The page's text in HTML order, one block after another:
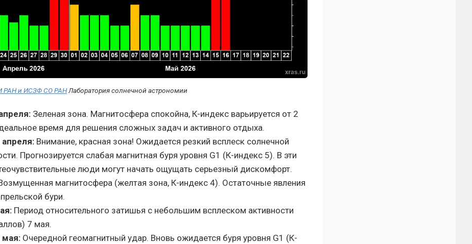
РАН и ИСЗФ СО РАНЛаборатория солнечной астрономии
Зеленая зона. Магнитосфера спокойна, К-индекс варьируется от 2
время для решения сложных задач и активного отдыха.
апреля: Внимание, красная зона! Ожидается резкий всплеск солнечной
Прогнозируется слабая магнитная буря уровня G1 (К-индекс 5). В эти
люди могут начать ощущать серьезный дискомфорт.
магнитосфера (желтая зона, К-индекс 4). Остаточные явления
бури.
Период относительного затишья с небольшим всплеском активности
7 мая.
мая: Очередной геомагнитный удар. Вновь ожидается буря уровня G1 (К-